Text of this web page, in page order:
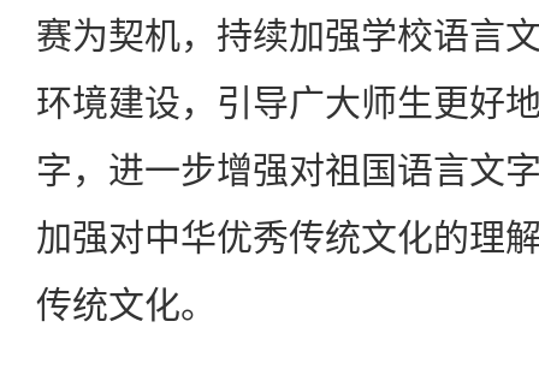
赛为契机，持续加强学校语言
环境建设，引导广大师生更好
字，进一步增强对祖国语言文
加强对中华优秀传统文化的理
传统文化。